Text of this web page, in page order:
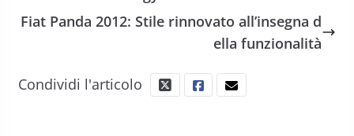
Fiat Panda 2012: Stile rinnovato all’insegna d
ella funzionalità
Condividi l'articolo